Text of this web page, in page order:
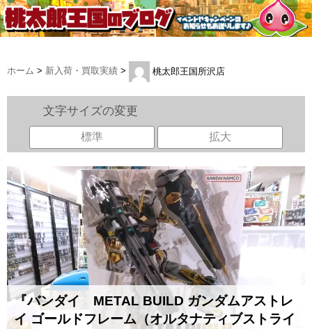
ホーム > 新入荷・買取実績 > 桃太郎王国所沢店
文字サイズの変更
標準 拡大
『バンダイ METAL BUILD ガンダムアストレ
イ ゴールドフレーム（オルタナティブストライ